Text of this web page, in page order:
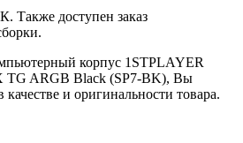
Также доступен заказ
корпус 1STPLAYER
TG ARGB Black (SP7-BK), Вы
и оригинальности товара.